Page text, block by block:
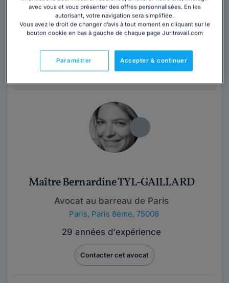
Contacter cet avocat
Maître Julien LE TEXIER est avocat associé au barreau
de Paris et responsable du bureau parisien d'Oratio
Avocats. Rigoureux et pragmatique, il...Lire la suite
Maître Bernardine TYL-GAILLARD
Avocat au barreau de Paris
Paris, Paris 8ème, 75008
29 années d'expérience
Contacter cet avocat
avec vous et vous présenter des offres personnalisées. En les
autorisant, votre navigation sera simplifiée.
Vous avez le droit de changer d’avis à tout moment en cliquant sur le
bouton cookie en bas à gauche de chaque page Juritravail.com
Accepter & continuer
Paramétrer